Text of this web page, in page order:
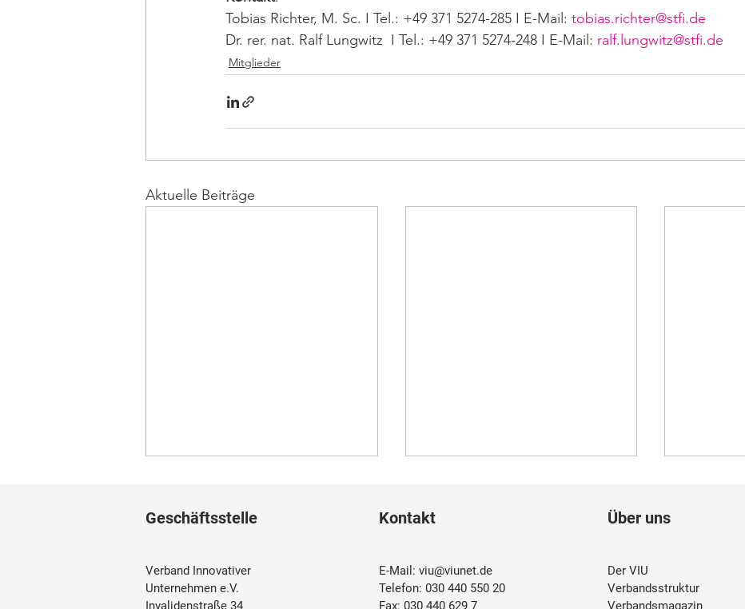
Tobias Richter, M. Sc. I Tel.: +49 371 5274-285 I E-Mail: tobias.richter@stfi.de
Dr. rer. nat. Ralf Lungwitz  I Tel.: +49 371 5274-248 I E-Mail: ralf.lungwitz@stfi.de
Mitglieder
Aktuelle Beiträge
Geschäftsstelle
Verband Innovativer
Unternehmen e.V.
Kontakt
E-Mail: viu@viunet.de
Telefon: 030 440 550 20
Über uns
Der VIU
Verbandsstruktur